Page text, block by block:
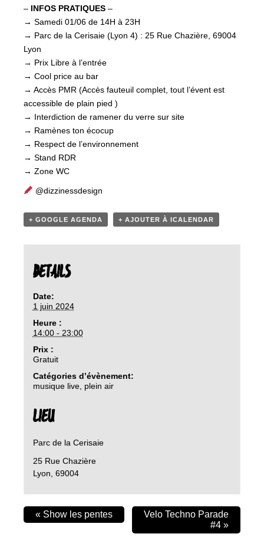
– INFOS PRATIQUES –
→ Samedi 01/06 de 14H à 23H
→ Parc de la Cerisaie (Lyon 4) : 25 Rue Chazière, 69004
Lyon
→ Prix Libre à l’entrée
→ Cool price au bar
→ Accès PMR (Accès fauteuil complet, tout l’évent est
accessible de plain pied )
→ Interdiction de ramener du verre sur site
→ Ramènes ton écocup
→ Respect de l’environnement
→ Stand RDR
→ Zone WC
@dizzinessdesign
+ GOOGLE AGENDA + AJOUTER À ICALENDAR
DETAILS
Date:
1 juin 2024
Heure :
14:00 - 23:00
Prix :
Gratuit
Catégories d’évènement:
musique live, plein air
LIEU
Parc de la Cerisaie
25 Rue Chazière
Lyon 69004
« Show les pentes
Velo Techno Parade
#4 »